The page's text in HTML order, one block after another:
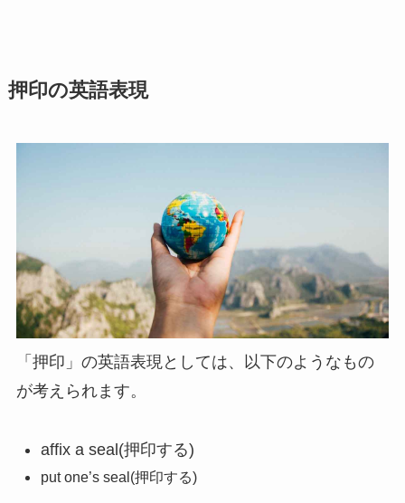
押印の英語表現
「押印」の英語表現としては、以下のようなもの
が考えられます。
affix a seal(押印する)
put one’s seal(押印する)